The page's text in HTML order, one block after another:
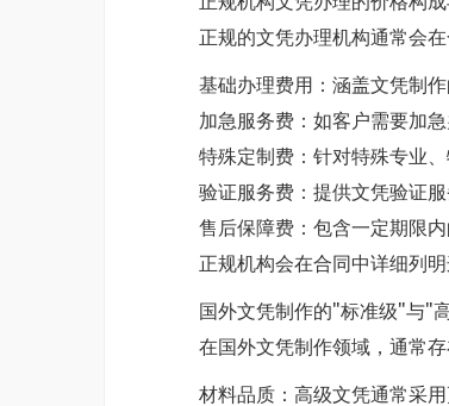
正规的文凭办理机构通常会
基础办理费用：涵盖文凭制
加急服务费：如客户需要加
特殊定制费：针对特殊专业
验证服务费：提供文凭验证
售后保障费：包含一定期限
正规机构会在合同中详细列
国外文凭制作的"标准级"与"
在国外文凭制作领域，通常
材料品质：高级文凭通常采